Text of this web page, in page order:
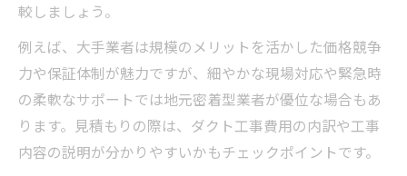
較しましょう。
例えば、大手業者は規模のメリットを活かした価格競争
力や保証体制が魅力ですが、細やかな現場対応や緊急時
の柔軟なサポートでは地元密着型業者が優位な場合もあ
ります。見積もりの際は、ダクト工事費用の内訳や工事
内容の説明が分かりやすいかもチェックポイントです。